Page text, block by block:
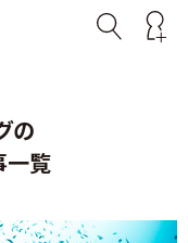
の
一覧